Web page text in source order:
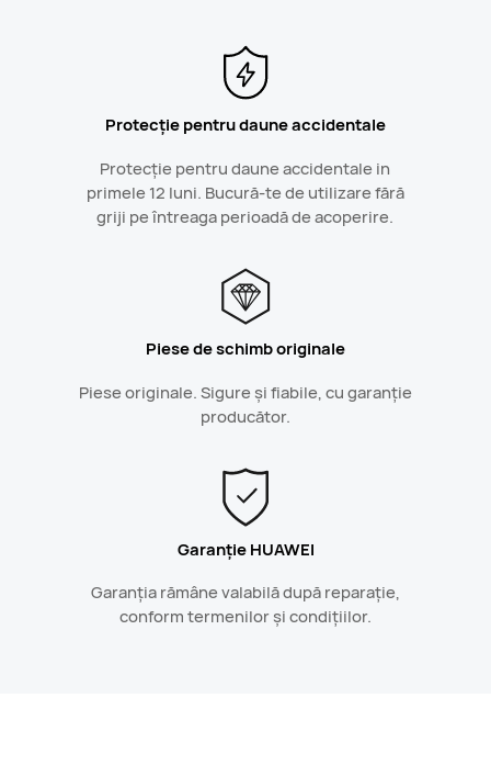
Protecție pentru daune accidentale
Protecție pentru daune accidentale in
primele 12 luni. Bucură-te de utilizare fără
griji pe întreaga perioadă de acoperire.
Piese de schimb originale
Piese originale. Sigure și fiabile, cu garanție
producător.
Garanție HUAWEI
Garanția rămâne valabilă după reparație,
conform termenilor și condițiilor.